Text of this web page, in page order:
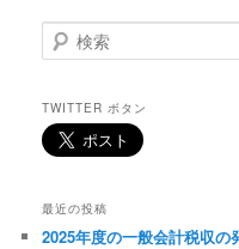
検
索
TWITTER ボタン
最近の投稿
2025年度の一般会計税収の